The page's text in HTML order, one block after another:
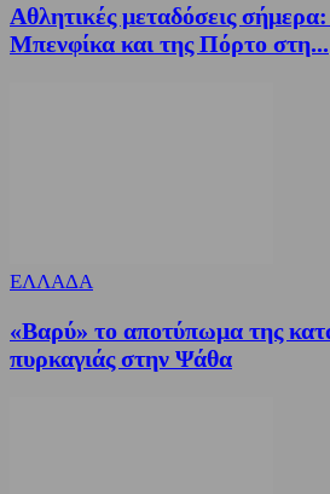
Αθλητικές μεταδόσεις
Μπενφίκα και της Πόρτο στη...
ΕΛΛΑΔΑ
«Βαρύ» το αποτύπωμα της
πυρκαγιάς στην Ψάθα